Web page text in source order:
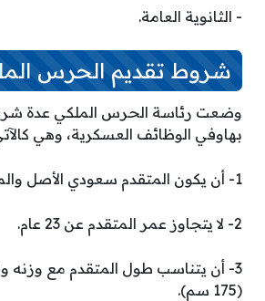
­- الثانوية العامة.
شروط تقديم الحرس
وضعت رئاسة الحرس الملكي عدة
بهاوفي الوظائف العسكرية، وهي
1- أن يكون المتقدم سعودي الأصل والمنشأ.
2- لا يتجاوز عمر المتقدم عن 23 عام.
3- أن يتناسب طول المتقدم مع وزنه
(175 سم).